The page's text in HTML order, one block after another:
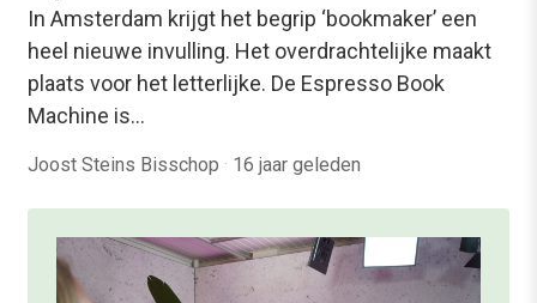
In Amsterdam krijgt het begrip ‘bookmaker’ een
heel nieuwe invulling. Het overdrachtelijke maakt
plaats voor het letterlijke. De Espresso Book
Machine is…
Joost Steins Bisschop · 16 jaar geleden